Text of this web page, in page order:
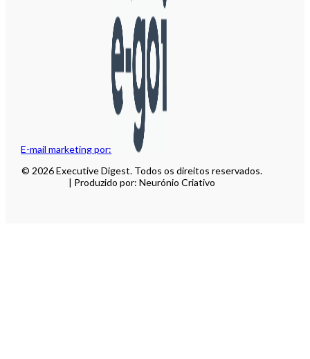
E-mail marketing por:
© 2026 Executive Digest. Todos os direitos reservados.
| Produzido por: Neurónio Criativo